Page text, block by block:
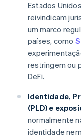
Estados
reivindicam
um marco
países, como
restringem ou
DeFi.
Identidade,
(PLD) e
normalmente
identidade